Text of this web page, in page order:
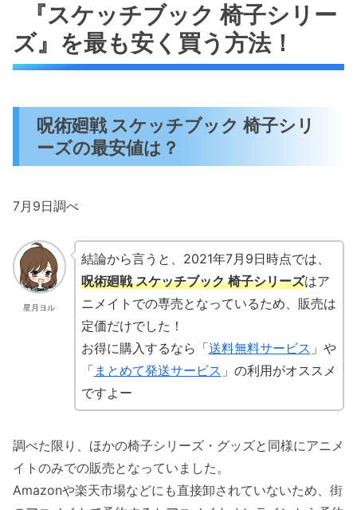
『スケッチブック 椅子シリー
ズ』を最も安く買う方法！
呪術廻戦 スケッチブック 椅子シリ
ーズの最安値は？
7月9日調べ
星月ヨル
結論から言うと、2021年7月9日時点では、
呪術廻戦 スケッチブック 椅子シリーズはア
ニメイトでの専売となっているため、販売は
定価だけでした！
お得に購入するなら「送料無料サービス 」や
「 まとめて発送サービス 」の利用がオススメ
ですよー
調べた限り、ほかの椅子シリーズ・グッズと同様にアニメ
イトのみでの販売となっていました。
Amazonや楽天市場などにも直接卸されていないため、街